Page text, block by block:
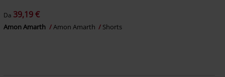
Da 39,19 €
Amon Amarth Amon Amarth Shorts